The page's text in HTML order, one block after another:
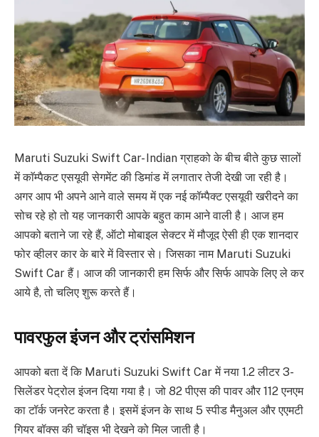
Maruti Suzuki Swift Car- Indian ग्राहको के बीच बीते कुछ सालों
में काॅम्पैकट एसयूवी सेगमेंट की डिमांड में लगातार तेजी देखी जा रही है।
अगर आप भी अपने आने वाले समय में एक नई कॉम्पैक्ट एसयूवी खरीदने का
सोच रहे हो तो यह जानकारी आपके बहुत काम आने वाली है। आज हम
आपको बताने जा रहे हैं, ऑटो मोबाइल सेक्टर में मौजूद ऐसी ही एक शानदार
फोर व्हीलर कार के बारे में विस्तार से। जिसका नाम Maruti Suzuki
Swift Car हैं। आज की जानकारी हम सिर्फ और सिर्फ आपके लिए ले कर
आये है, तो चलिए शुरू करते हैं।
पावरफुल इंजन और ट्रांसमिशन
आपको बता दें कि Maruti Suzuki Swift Car में नया 1.2 लीटर 3-
सिलेंडर पेट्रोल इंजन दिया गया है। जो 82 पीएस की पावर और 112 एनएम
का टॉर्क जनरेट करता है। इसमें इंजन के साथ 5 स्पीड मैनुअल और एएमटी
गियर बॉक्स की चॉइस भी देखने को मिल जाती है।